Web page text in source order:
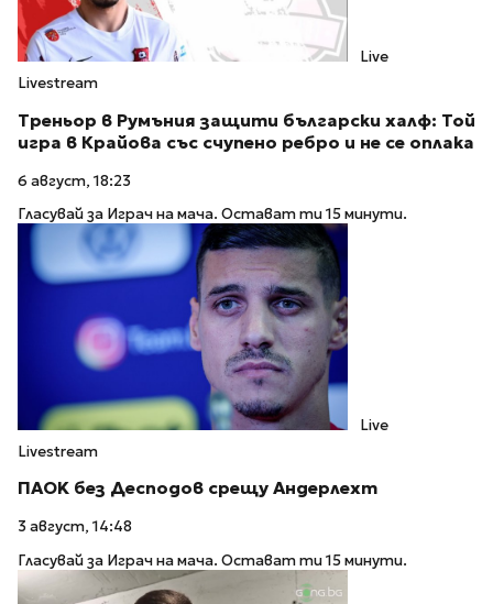
Live
Livestream
Треньор в Румъния защити български халф: Той
игра в Крайова със счупено ребро и не се оплака
6 август, 18:23
Гласувай за Играч на мача. Остават ти 15 минути.
Live
Livestream
ПАOK без Десподов срещу Андерлехт
3 август, 14:48
Гласувай за Играч на мача. Остават ти 15 минути.